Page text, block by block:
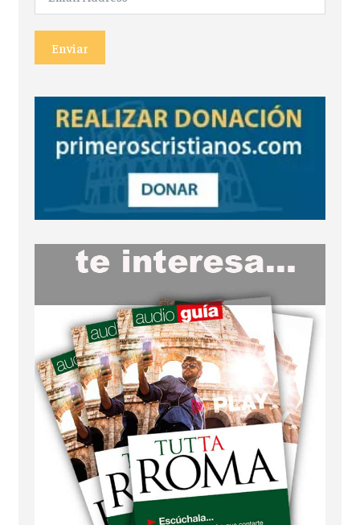
Enviar